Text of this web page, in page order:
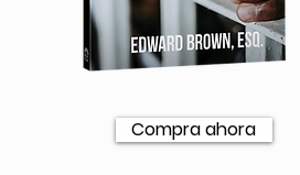
Compra ahora